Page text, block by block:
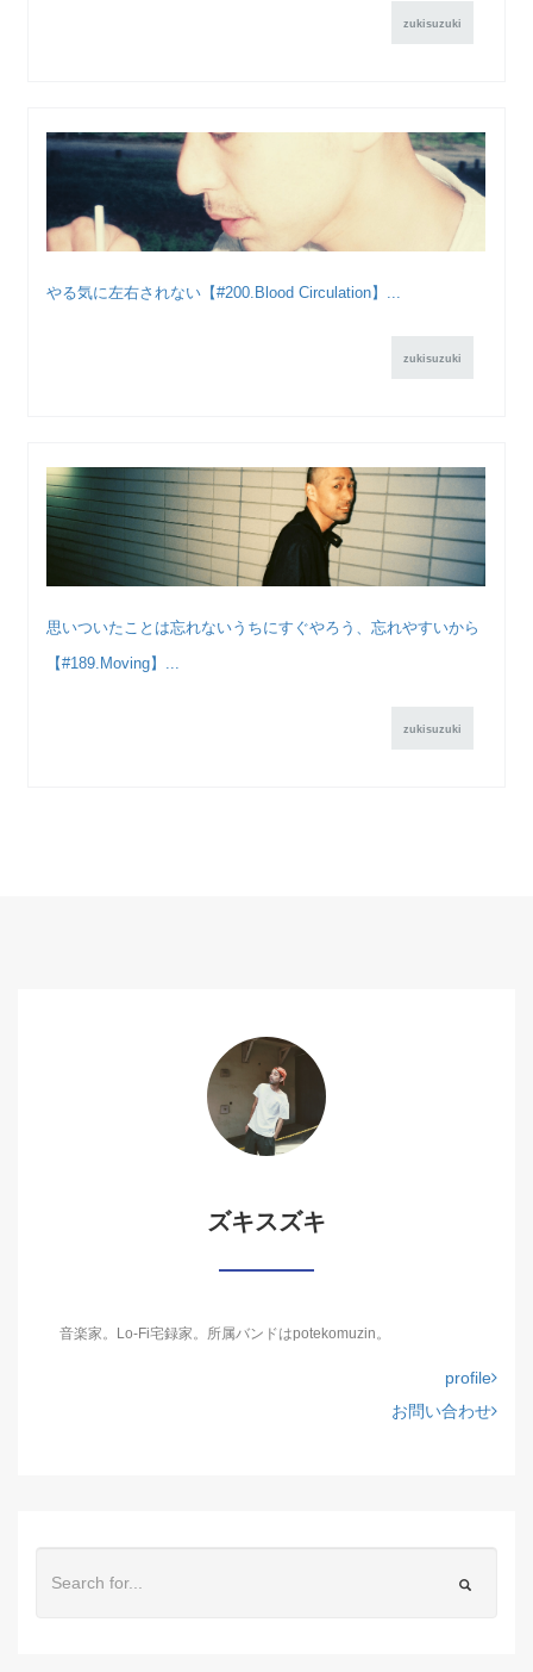
zukisuzuki
やる気に左右されない【#200.Blood Circulation】...
zukisuzuki
思いついたことは忘れないうちにすぐやろう、忘れやすいから
【#189.Moving】...
zukisuzuki
ズキスズキ
音楽家。Lo-Fi宅録家。所属バンドはpotekomuzin。
profile
お問い合わせ